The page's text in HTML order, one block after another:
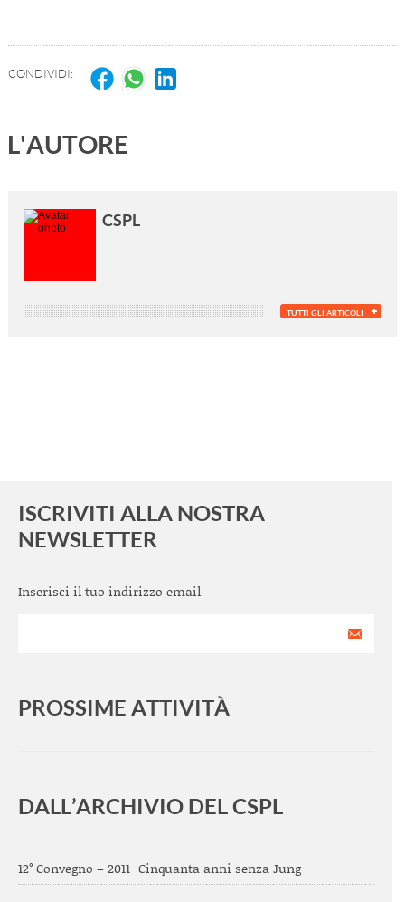
CONDIVIDI:
L'AUTORE
CSPL
TUTTI GLI ARTICOLI
ISCRIVITI ALLA NOSTRA
NEWSLETTER
Inserisci il tuo indirizzo email
PROSSIME ATTIVITÀ
DALL’ARCHIVIO DEL CSPL
12° Convegno – 2011- Cinquanta anni senza Jung